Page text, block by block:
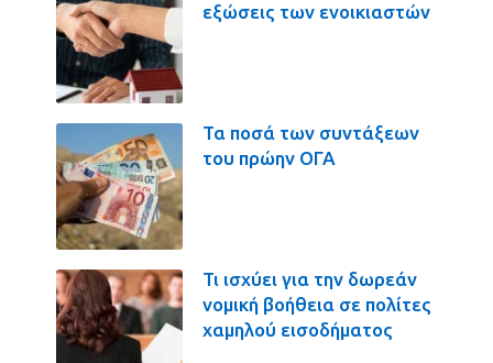
εξώσεις των ενοικιαστών
Τα ποσά των συντάξεων
του πρώην ΟΓΑ
Τι ισχύει για την δωρεάν
νομική βοήθεια σε πολίτες
χαμηλού εισοδήματος